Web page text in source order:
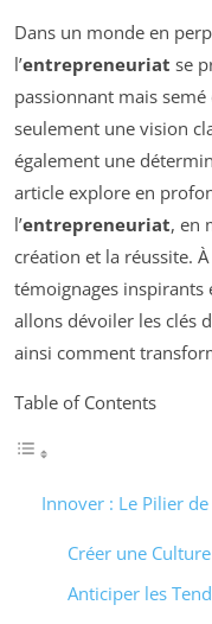
Dans un monde en
l’entrepreneuriat se
passionnant mais semé
seulement une vision
également une
article explore en
l’entrepreneuriat, en
création et la réussite.
témoignages inspirants
allons dévoiler les clés
ainsi comment
Table of Contents
Innover : Le Pilier
Créer une
Anticiper les